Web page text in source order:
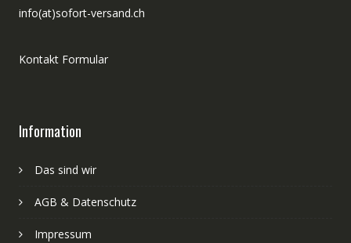
info(at)sofort-versand.ch
Kontakt Formular
Information
Das sind wir
AGB & Datenschutz
Impressum